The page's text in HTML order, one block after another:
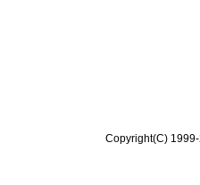
Copyright(C)